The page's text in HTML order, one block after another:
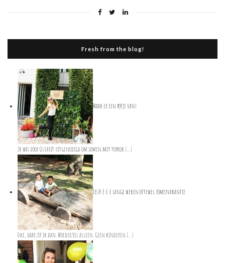
Fresh from the blog!
Maak er een potje van!
Ik was door Olvarit uitgenodigd om samen met topkok […]
Zes H-E-L-E lange weken oftewel zomervakantie
Oke, daar zit ik dan. Moederziel alleen. Geen kinderen […]